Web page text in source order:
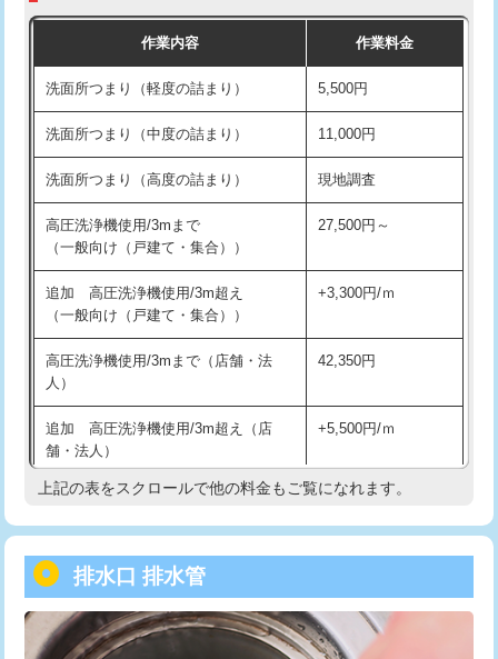
モルタル補修（厚さ10㎝まで） 27,500円
モルタル補修（厚さ10㎝超え） 38,500円
洗面台設置 38,500円
バスタブ設置 現場見積
追加人工 16,500円
廃棄・処分
※給水管工事は20mmまでの価格です。
交換・取付（その他部品） 11,000円+材料費
持込商品取付（単水栓） 13,200円
持込商品取付（混合水栓） 16,500円
持込商品取付（浄水器・分岐水栓） 16,500円
給水管工事※（ホール加工) 16,500円
給水管工事※（バンド止め)
給水管工事※（支持金具設置) 5,500円
給水管工事※（保温材使用（バンド止
め込み）)
5,500円
給水管工事※（土の掘削・埋め戻し作
業)
11,000円
給水管工事※（塩ビ管（VP・HI）使
用/3ｍまで)
用（追加）/3ｍ超え)
給水管工事※（ライニング鋼管・銅
管・ポリ管・HT管使用/3ｍまで)
44,000円
作業内容 作業料金
洗面所つまり（軽度の詰まり） 5,500円
洗面所つまり（中度の詰まり） 11,000円
洗面所つまり（高度の詰まり） 現地調査
高圧洗浄機使用/3mまで
（一般向け（戸建て・集合））
27,500円～
追加 高圧洗浄機使用/3m超え
（一般向け（戸建て・集合））
+3,300円/ｍ
高圧洗浄機使用/3mまで（店舗・法
人）
42,350円
追加 高圧洗浄機使用/3m超え（店
舗・法人）
+5,500円/ｍ
高度高圧洗浄換 現地調査
トーラー機使用/3mまで
追加トーラー機使用/3m超え +3,300円
上記の表をスクロールで他の料金もご覧になれます。
排水口 排水管